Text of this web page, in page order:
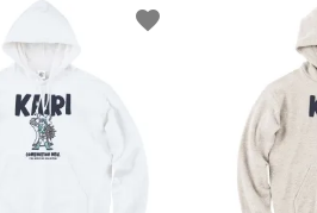
favorite